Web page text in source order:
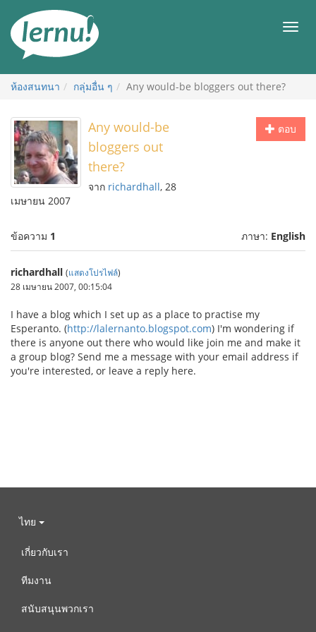
สารบัญ
เมนู
ห้องสนทนา กลุ่มอื่น ๆ Any would-be bloggers out there?
ตอบ
Any would-be
bloggers out
there?
จาก richardhall, 28
เมษายน 2007
ข้อความ 1 ภาษา: English
richardhall (แสดงโปรไฟล์)
28 เมษายน 2007, 00:15:04
I have a blog which I set up as a place to practise my
Esperanto. (http://lalernanto.blogspot.com) I'm wondering if
there is anyone out there who would like join me and make it
a group blog? Send me a message with your email address if
you're interested, or leave a reply here.
ไทย
เกี่ยวกับเรา
ทีมงาน
สนับสนุนพวกเรา